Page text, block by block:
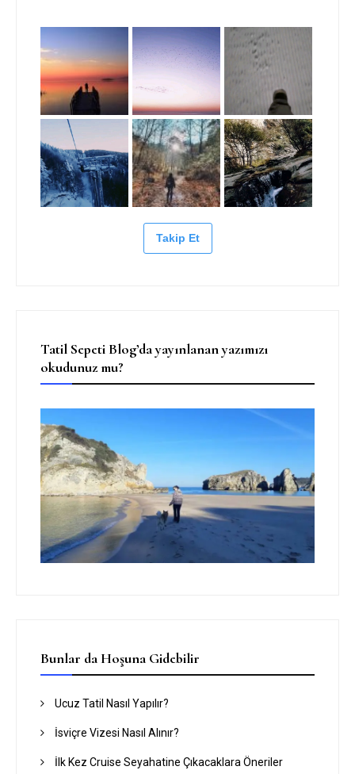
Takip Et
Tatil Sepeti Blog’da yayınlanan yazımızı
okudunuz mu?
Bunlar da Hoşuna Gidebilir
Ucuz Tatil Nasıl Yapılır?
İsviçre Vizesi Nasıl Alınır?
İlk Kez Cruise Seyahatine Çıkacaklara Öneriler